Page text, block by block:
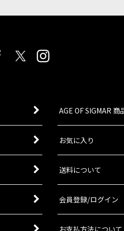
ォーハンマー40,000』は、単なる
AGE OF SIGMAR 商
お気に入り
送料について
会員登録/ログイン